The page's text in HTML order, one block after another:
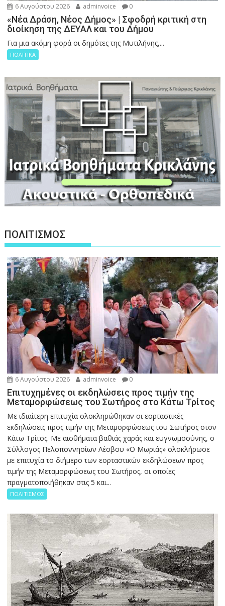
6 Αυγούστου 2026 adminvoice 0
«Νέα Δράση, Νέος Δήμος» | Σφοδρή κριτική στη
διοίκηση της ΔΕΥΑΛ και του Δήμου
Για μια ακόμη φορά οι δημότες της Μυτιλήνης,...
ΠΟΛΙΤΙΚΑ
ΠΟΛΙΤΙΣΜΟΣ
6 Αυγούστου 2026 adminvoice 0
Επιτυχημένες οι εκδηλώσεις προς τιμήν της
Μεταμορφώσεως του Σωτήρος στο Κάτω Τρίτος
Με ιδιαίτερη επιτυχία ολοκληρώθηκαν οι εορταστικές
εκδηλώσεις προς τιμήν της Μεταμορφώσεως του Σωτήρος στον
Κάτω Τρίτος. Με αισθήματα βαθιάς χαράς και ευγνωμοσύνης, ο
Σύλλογος Πελοποννησίων Λέσβου «Ο Μωριάς» ολοκλήρωσε
με επιτυχία το διήμερο των εορταστικών εκδηλώσεων προς
τιμήν της Μεταμορφώσεως του Σωτήρος, οι οποίες
πραγματοποιήθηκαν στις 5 και...
ΠΟΛΙΤΙΣΜΟΣ